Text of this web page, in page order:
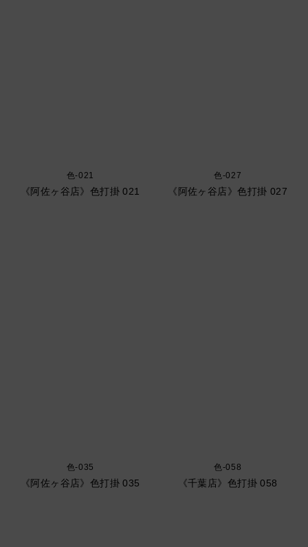
色-021
《阿佐ヶ谷店》色打掛 021
色-027
《阿佐ヶ谷店》色打掛 027
色-035
《阿佐ヶ谷店》色打掛 035
色-058
《千葉店》色打掛 058